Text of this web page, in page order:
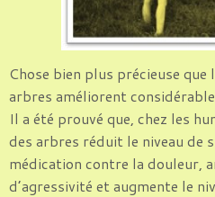
Chose bien plus précieuse que
arbres améliorent
Il a été prouvé que, chez les
des arbres réduit le niveau de
médication contre la douleur,
d’agressivité et augmente le